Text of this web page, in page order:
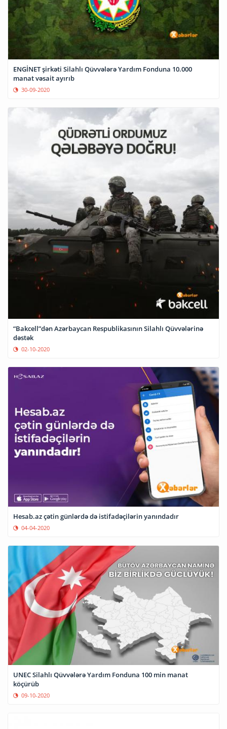
ENGİNET şirkəti Silahlı Qüvvələrə Yardım Fonduna 10.000
manat vəsait ayırıb
30-09-2020
“Bakcell”dən Azərbaycan Respublikasının Silahlı Qüvvələrinə
dəstək
02-10-2020
Hesab.az çətin günlərdə də istifadəçilərin yanındadır
04-04-2020
UNEC Silahlı Qüvvələrə Yardım Fonduna 100 min manat
köçürüb
09-10-2020